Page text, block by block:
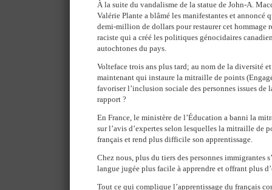
À la suite du vandalisme de la statue de John-A.
Valérie Plante a blâmé les manifestantes et annoncé
demi-million de dollars pour restaurer cet hommage
raciste qui a créé les politiques génocidaires
autochtones du pays.
Volteface trois ans plus tard; au nom de la diversité
maintenant qui instaure la mitraille de points
favoriser l’inclusion sociale des personnes issues de
rapport ?
En France, le ministère de l’Éducation a banni la
sur l’avis d’expertes selon lesquelles la mitraille
français et rend plus difficile son apprentissage.
Chez nous, plus du tiers des personnes immigrantes
langue jugée plus facile à apprendre et offrant plus
Tout ce qui complique l’apprentissage du français